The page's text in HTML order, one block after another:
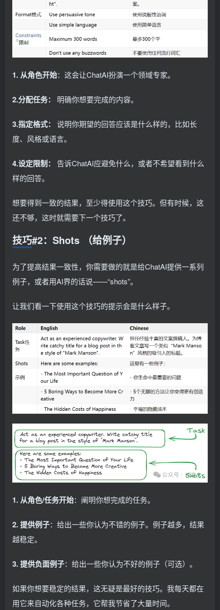
1. 从角色开始：这会让ChatAI扮演一个领域专家。
2.分配任务： 明确你想要完成的内容。
3.指定格式：
说明你期望的回答应该是什么样的，比如长
度、风格或语言。
4.设定限制：
告诉ChatAI应避免什么，或者不希望看到什么
样的回答。
想要得到一致的结果，至少得使用这个技巧。但有时候，这
还不够，这时就需要下一个技巧了。
技巧#2：Shots （给例子）
为了提高结果一致性，你需要做的就是给ChatAI提供一系列
例子，或者用AI界的话说——“shots”。
让我们看一下使用这个技巧的提示会是什么样子。
1. 从角色/任务开始：阐明你想完成的任务。
2. 提供例子：给出一些你认为不错的例子。例子越多，结果
越稳定。
3. 提供负面例子：给出一些你认为不好的例子（可选）。
如果你想要稳定的结果，这无疑是最好的技巧。我每天都在
用它来自动化各种任务，它帮我节省了大量时间。